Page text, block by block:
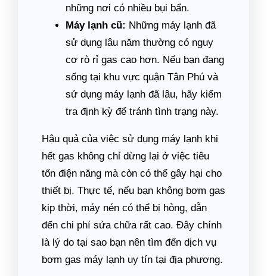
những nơi có nhiều bụi bẩn.
Máy lạnh cũ: Những máy lạnh đã
sử dụng lâu năm thường có nguy
cơ rò rỉ gas cao hơn. Nếu bạn đang
sống tại khu vực quận Tân Phú và
sử dụng máy lạnh đã lâu, hãy kiểm
tra định kỳ để tránh tình trạng này.
Hậu quả của việc sử dụng máy lạnh khi
hết gas không chỉ dừng lại ở việc tiêu
tốn điện năng mà còn có thể gây hại cho
thiết bị. Thực tế, nếu bạn không bơm gas
kịp thời, máy nén có thể bị hỏng, dẫn
đến chi phí sửa chữa rất cao. Đây chính
là lý do tại sao bạn nên tìm đến dịch vụ
bơm gas máy lạnh uy tín tại địa phương.